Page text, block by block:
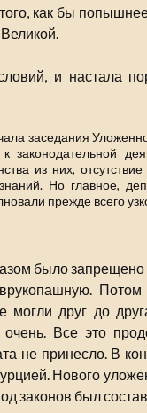
как бы
и настала
заседания
законодательной
из них,
Но главное,
прежде всего
было запрещено
Потом
могли друг до
очень. Все это
не принесло. В
Нового
законов был